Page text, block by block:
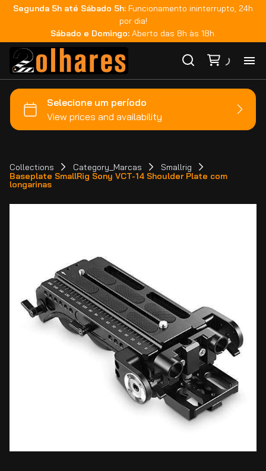
Segunda 5h até Sábado 5h: Funcionamento ininterrupto, 24h
por dia!
Sábado e Domingo: Aberto das 8h às 18h.
Collections Category_Marcas
Smallrig
Baseplate SmallRig Sony VCT-14 Shoulder Plate com
longarinas